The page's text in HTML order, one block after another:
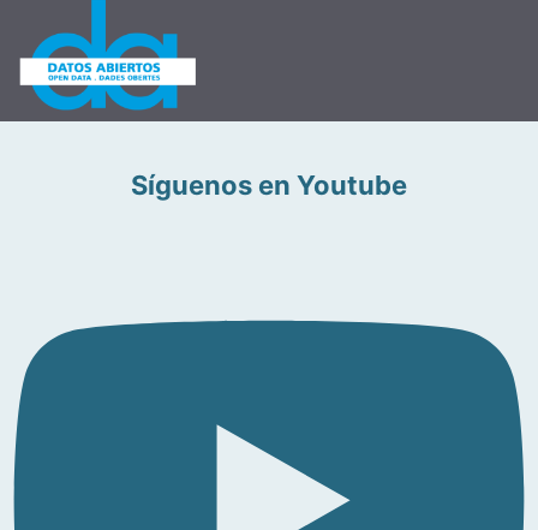
Síguenos en Youtube